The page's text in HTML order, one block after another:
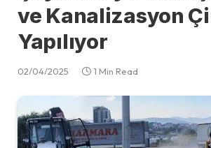
ve Kanalizasyon
Yapılıyor
02/04/2025 1 Min Read